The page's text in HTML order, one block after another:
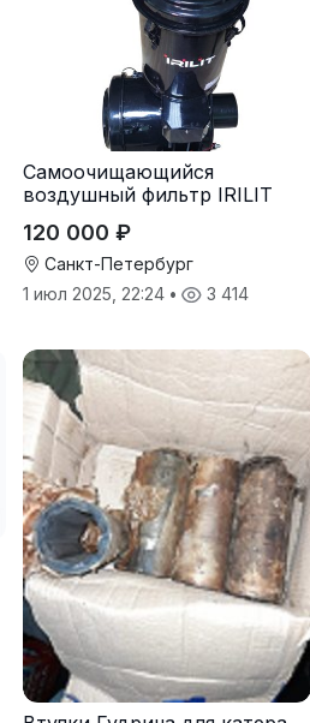
Самоочищающийся
воздушный фильтр IRILIT
120 000 ₽
Санкт-Петербург
1 июл 2025, 22:24 • 3 414